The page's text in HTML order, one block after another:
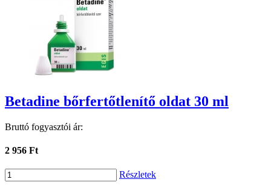
Betadine bőrfertőtlenítő oldat 30 ml
Bruttó fogyasztói ár:
2 956 Ft
Részletek